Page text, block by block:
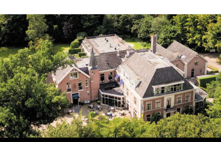
LOCHEM
ZUTPHEN
COLUMNS
RADIO
ZOEKEN